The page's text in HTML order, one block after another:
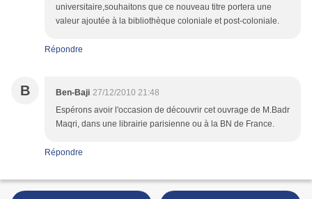
universitaire,souhaitons que ce nouveau titre portera une
valeur ajoutée à la bibliothèque coloniale et post-coloniale.
Répondre
B Ben-Baji 27/12/2010 21:48
Espérons avoir l'occasion de découvrir cet ouvrage de M.Badr
Maqri, dans une librairie parisienne ou à la BN de France.
Répondre